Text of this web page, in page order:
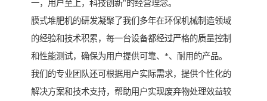
一，用户至上，科技创新"的经营理念。
膜式堆肥机的研发凝聚了我们多年在环保机械制造领域
的经验和技术积累，每一台设备都经过严格的质量控制
和性能测试，确保为用户提供可靠、*、耐用的产品。
我们的专业团队还可根据用户实际需求，提供个性化的
解决方案和技术支持，帮助用户实现废弃物处理效益较